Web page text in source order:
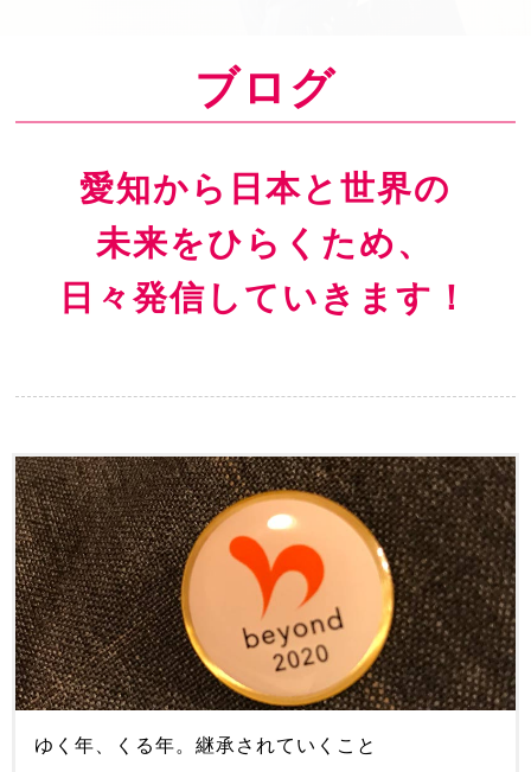
ブログ
愛知から日本と世界の
未来をひらくため、
日々発信していきます！
ゆく年、くる年。継承されていくこと